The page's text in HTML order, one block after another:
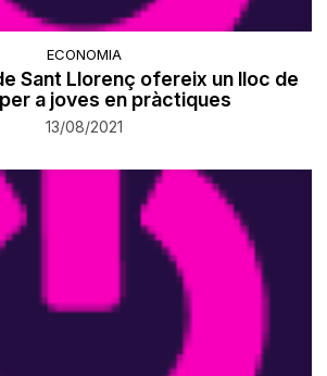
ECONOMIA
Sant Llorenç ofereix un lloc de
a joves en pràctiques
13/08/2021